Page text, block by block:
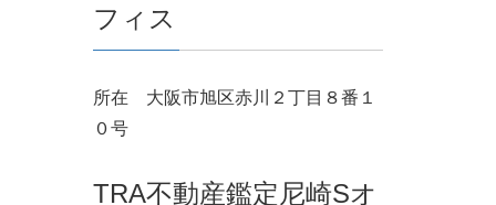
フィス
所在 大阪市旭区赤川２丁目８番１
０号
TRA不動産鑑定尼崎Sオ